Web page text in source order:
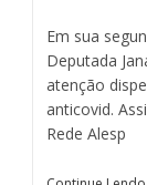
Em sua
Deputada
atenção
anticovid.
Rede Alesp